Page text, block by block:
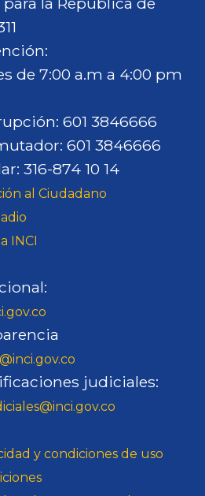
de 7:00 a.m a 4:00 pm
601 3846666
601 3846666
316-874 10 14
al Ciudadano
INCI
judiciales:
y condiciones de uso